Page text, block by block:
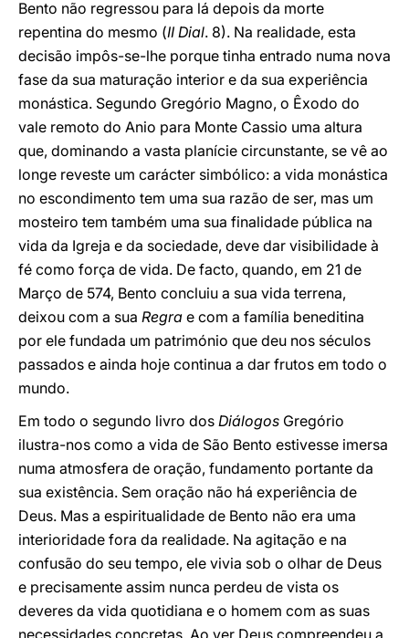
Bento não regressou para lá depois da morte
repentina do mesmo (II Dial. 8). Na realidade, esta
decisão impôs-se-lhe porque tinha entrado numa nova
fase da sua maturação interior e da sua experiência
monástica. Segundo Gregório Magno, o Êxodo do
vale remoto do Anio para Monte Cassio uma altura
que, dominando a vasta planície circunstante, se vê ao
longe reveste um carácter simbólico: a vida monástica
no escondimento tem uma sua razão de ser, mas um
mosteiro tem também uma sua finalidade pública na
vida da Igreja e da sociedade, deve dar visibilidade à
fé como força de vida. De facto, quando, em 21 de
Março de 574, Bento concluiu a sua vida terrena,
deixou com a sua Regra e com a família beneditina
por ele fundada um património que deu nos séculos
passados e ainda hoje continua a dar frutos em todo o
mundo.
Em todo o segundo livro dos Diálogos Gregório
ilustra-nos como a vida de São Bento estivesse imersa
numa atmosfera de oração, fundamento portante da
sua existência. Sem oração não há experiência de
Deus. Mas a espiritualidade de Bento não era uma
interioridade fora da realidade. Na agitação e na
confusão do seu tempo, ele vivia sob o olhar de Deus
e precisamente assim nunca perdeu de vista os
deveres da vida quotidiana e o homem com as suas
necessidades concretas. Ao ver Deus compreendeu a